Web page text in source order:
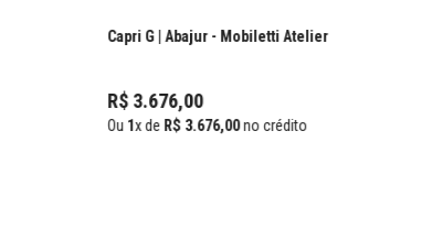
Capri G | Abajur - Mobiletti Atelier
R$ 3.676,00
Ou 1x de R$ 3.676,00no crédito